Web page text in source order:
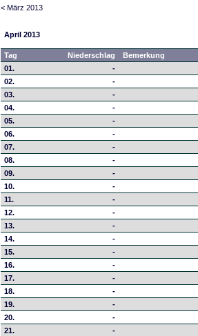
< März 2013
April 2013
Tag Niederschlag Bemerkung
01.
-
02.
-
03.
-
04.
-
05.
-
06.
-
07.
-
08.
-
09.
-
10.
-
11.
-
12.
-
13.
-
14.
-
15.
-
16.
-
17.
-
18.
-
19.
-
20.
-
21.
-